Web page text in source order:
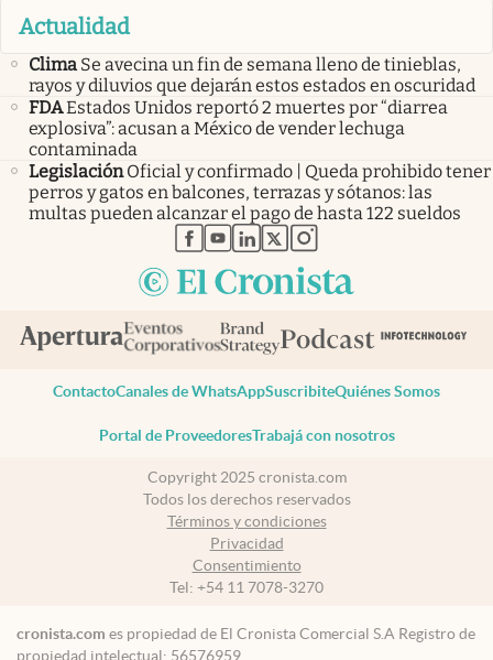
Actualidad
Clima Se avecina un fin de semana lleno de tinieblas,
rayos y diluvios que dejarán estos estados en oscuridad
FDAEstados Unidos reportó 2 muertes por “diarrea
explosiva”: acusan a México de vender lechuga
contaminada
Legislación Oficial y confirmado | Queda prohibido tener
perros y gatos en balcones, terrazas y sótanos: las
multas pueden alcanzar el pago de hasta 122 sueldos
abre en nueva pestaña
abre en nueva pestaña
abre en nueva pestaña
abre en nueva pestaña
abre en nueva pestaña
ContactoCanales de WhatsAppSuscribiteQuiénes Somos
Portal de ProveedoresTrabajá con nosotros
Copyright 2025 cronista.com
Todos los derechos reservados
Términos y condiciones
Privacidad
Consentimiento
Tel: +54 11 7078-3270
cronista.com es propiedad de El Cronista Comercial S.A Registro de
propiedad intelectual: 56576959